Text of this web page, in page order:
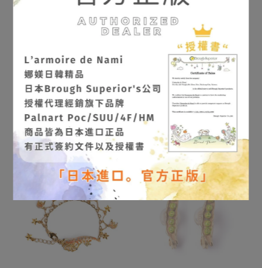
【Palnart Poc 官方正品】
BL040 森林深處 月光春色
手環 Moonlit Spring
NT$3,240NT$3,600
已售完
【Palnart Poc 官方正品】
BL042 金太陽鸚鵡 造型手
鍊｜日本製 木玩探險 手工
著色 木珠 Sun
NT$1,620
加入購物車